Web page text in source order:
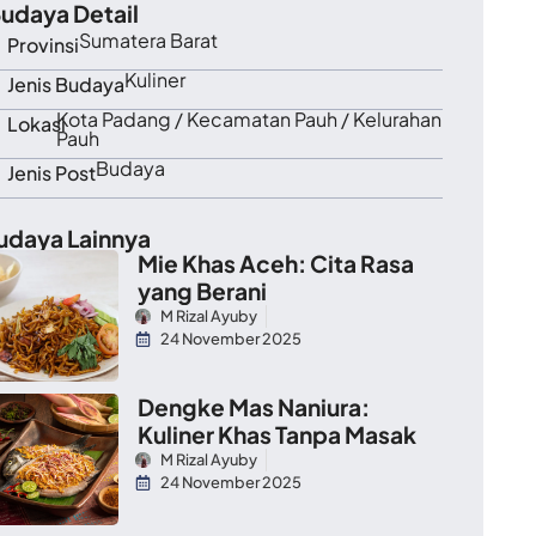
Detail
ProvinsiSumatera Barat
Jenis BudayaKuliner
LokasiKota Padang / Kecamatan Pauh / Kelurahan
Pauh
Jenis PostBudaya
Lainnya
Mie Khas Aceh: Cita Rasa
yang Berani
M Rizal Ayuby
24 November 2025
Dengke Mas Naniura:
Kuliner Khas Tanpa Masak
M Rizal Ayuby
24 November 2025